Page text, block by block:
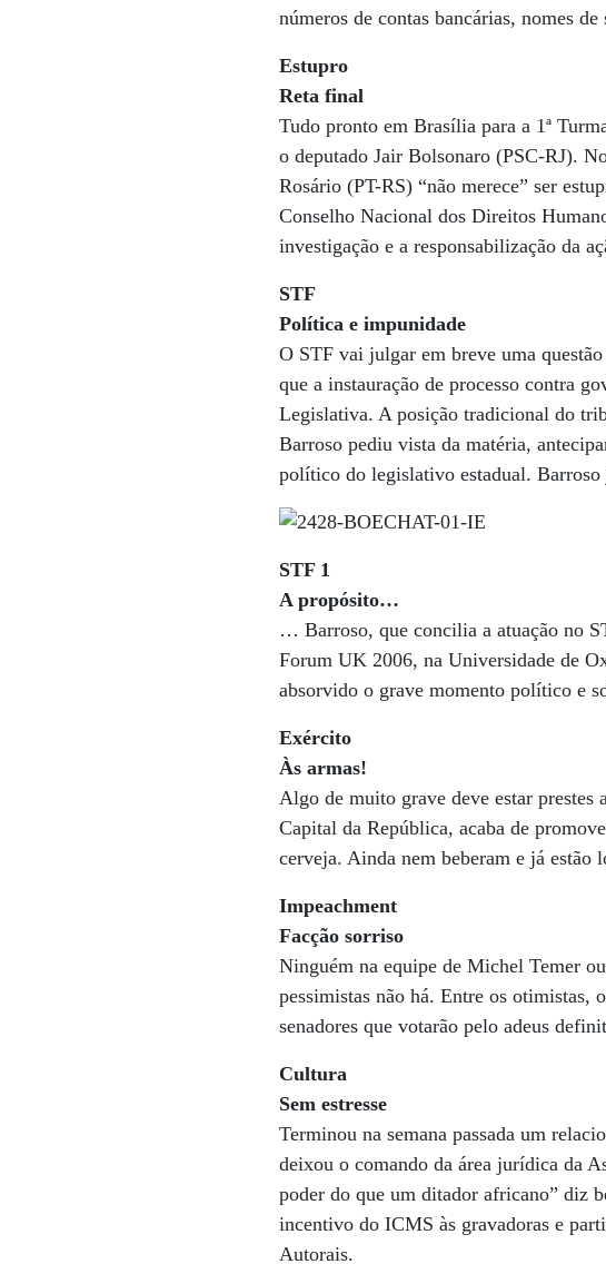
números de contas bancárias, nomes
Estupro
Reta final
Tudo pronto em Brasília para a 1ª
o deputado Jair Bolsonaro (PSC-RJ).
Rosário (PT-RS) “não merece” ser
Conselho Nacional dos Direitos
investigação e a responsabilização da
STF
Política e impunidade
O STF vai julgar em breve uma
que a instauração de processo contra
Legislativa. A posição tradicional do
Barroso pediu vista da matéria,
político do legislativo estadual.
STF 1
A propósito…
… Barroso, que concilia a atuação no
Forum UK 2006, na Universidade de
absorvido o grave momento político e
Exército
Às armas!
Algo de muito grave deve estar prestes
Capital da República, acaba de
cerveja. Ainda nem beberam e já estão
Impeachment
Facção sorriso
Ninguém na equipe de Michel Temer
pessimistas não há. Entre os otimistas,
senadores que votarão pelo adeus
Cultura
Sem estresse
Terminou na semana passada um
deixou o comando da área jurídica da
poder do que um ditador africano” diz
incentivo do ICMS às gravadoras e
Autorais.